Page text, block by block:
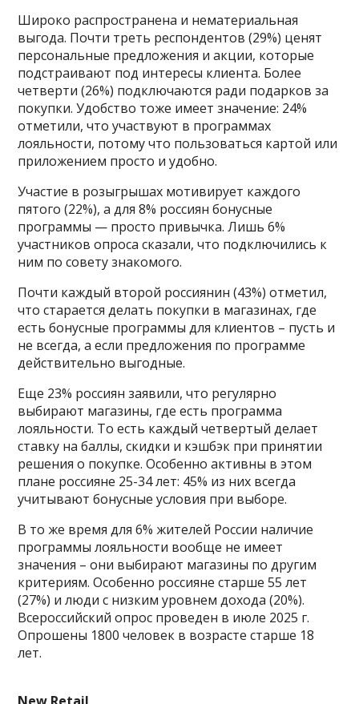
Широко распространена и нематериальная
выгода. Почти треть респондентов (29%) ценят
персональные предложения и акции, которые
подстраивают под интересы клиента. Более
четверти (26%) подключаются ради подарков за
покупки. Удобство тоже имеет значение: 24%
отметили, что участвуют в программах
лояльности, потому что пользоваться картой или
приложением просто и удобно.
Участие в розыгрышах мотивирует каждого
пятого (22%), а для 8% россиян бонусные
программы — просто привычка. Лишь 6%
участников опроса сказали, что подключились к
ним по совету знакомого.
Почти каждый второй россиянин (43%) отметил,
что старается делать покупки в магазинах, где
есть бонусные программы для клиентов – пусть и
не всегда, а если предложения по программе
действительно выгодные.
Еще 23% россиян заявили, что регулярно
выбирают магазины, где есть программа
лояльности. То есть каждый четвертый делает
ставку на баллы, скидки и кэшбэк при принятии
решения о покупке. Особенно активны в этом
плане россияне 25-34 лет: 45% из них всегда
учитывают бонусные условия при выборе.
В то же время для 6% жителей России наличие
программы лояльности вообще не имеет
значения – они выбирают магазины по другим
критериям. Особенно россияне старше 55 лет
(27%) и люди с низким уровнем дохода (20%).
Всероссийский опрос проведен в июле 2025 г.
Опрошены 1800 человек в возрасте старше 18
лет.